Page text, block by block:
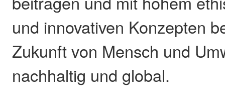
und innovativen Konzepten
Zukunft von Mensch und
nachhaltig und global.